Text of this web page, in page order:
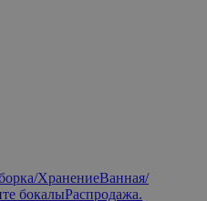
ХранениеВанная/
бокалыРаспродажа.